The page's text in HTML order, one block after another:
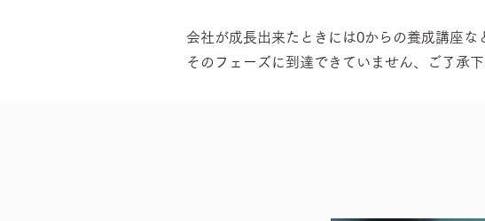
会社が成長出来たときには0からの養成講座
そのフェーズに到達できていません、ご了承下